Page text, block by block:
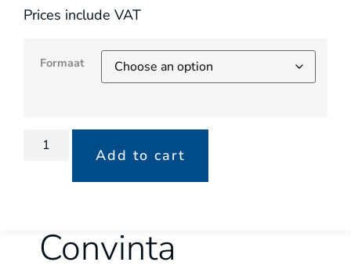
Prices include VAT
Formaat
Add to cart
Convinta